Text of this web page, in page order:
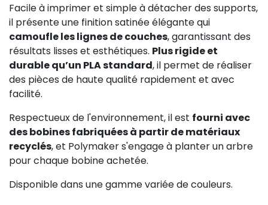
Facile à imprimer et simple à détacher des supports,
il présente une finition satinée élégante qui
camoufle les lignes de couches, garantissant des
résultats lisses et esthétiques. Plus rigide et
durable qu’un PLA standard, il permet de réaliser
des pièces de haute qualité rapidement et avec
facilité.
Respectueux de l'environnement, il est fourni avec
des bobines fabriquées à partir de matériaux
recyclés, et Polymaker s'engage à planter un arbre
pour chaque bobine achetée.
Disponible dans une gamme variée de couleurs.